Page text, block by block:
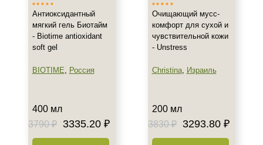
Время применения
Ежедневный
Антиоксидантный
мягкий гель Биотайм
- Biotime antioxidant
soft gel
BIOTIME, Россия
400 мл
3790 ₽
3335.20 ₽
Очищающий мусс-
комфорт для сухой и
чувствительной кожи
- Unstress
Christina, Израиль
200 мл
3830 ₽
3293.80 ₽